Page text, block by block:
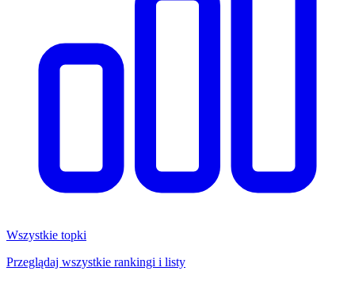
Wszystkie topki
Przeglądaj wszystkie rankingi i listy